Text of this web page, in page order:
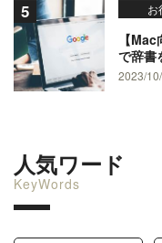
お
【
で辞書
2023/
人気ワード
KeyWords